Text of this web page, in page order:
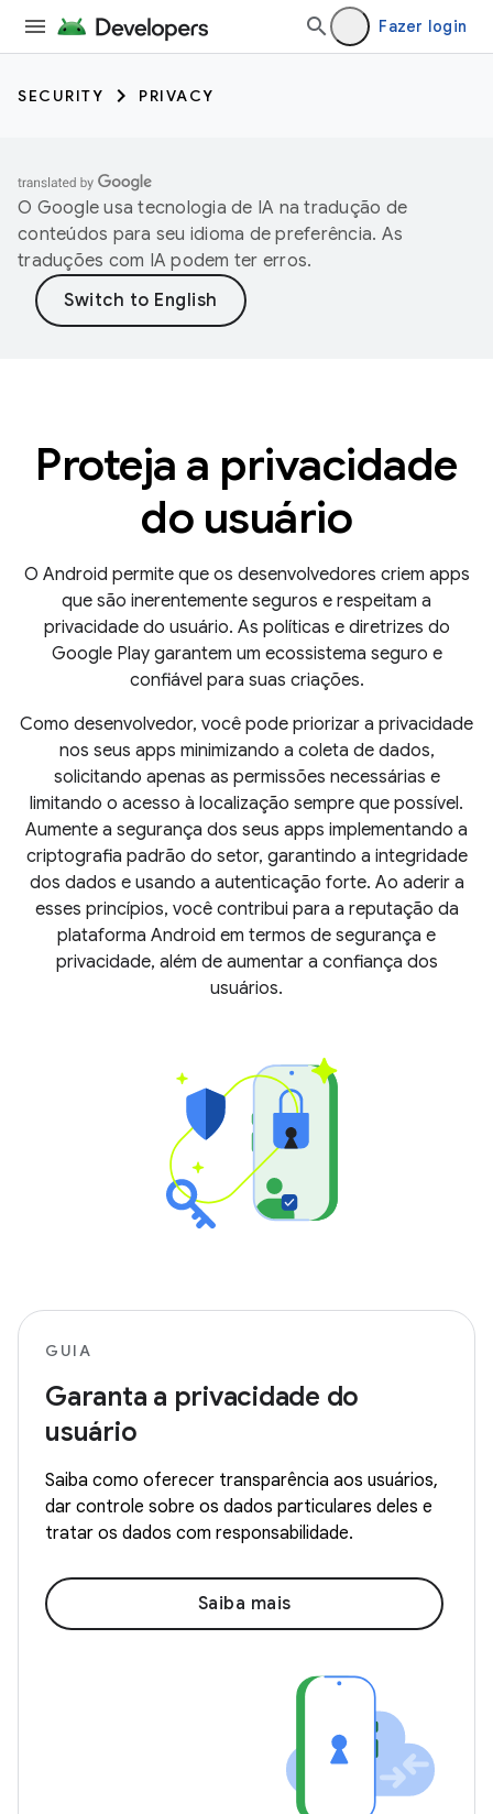
Fazer login
SECURITY PRIVACY
O Google usa tecnologia de IA na tradução de
conteúdos para seu idioma de preferência. As
traduções com IA podem ter erros.
Proteja a privacidade
do usuário
O Android permite que os desenvolvedores criem apps
que são inerentemente seguros e respeitam a
privacidade do usuário. As políticas e diretrizes do
Google Play garantem um ecossistema seguro e
confiável para suas criações.
Como desenvolvedor, você pode priorizar a privacidade
nos seus apps minimizando a coleta de dados,
solicitando apenas as permissões necessárias e
limitando o acesso à localização sempre que possível.
Aumente a segurança dos seus apps implementando a
criptografia padrão do setor, garantindo a integridade
dos dados e usando a autenticação forte. Ao aderir a
esses princípios, você contribui para a reputação da
plataforma Android em termos de segurança e
privacidade, além de aumentar a confiança dos
usuários.
GUIA
Garanta a privacidade do
usuário
Saiba como oferecer transparência aos usuários,
dar controle sobre os dados particulares deles e
tratar os dados com responsabilidade.
Saiba mais